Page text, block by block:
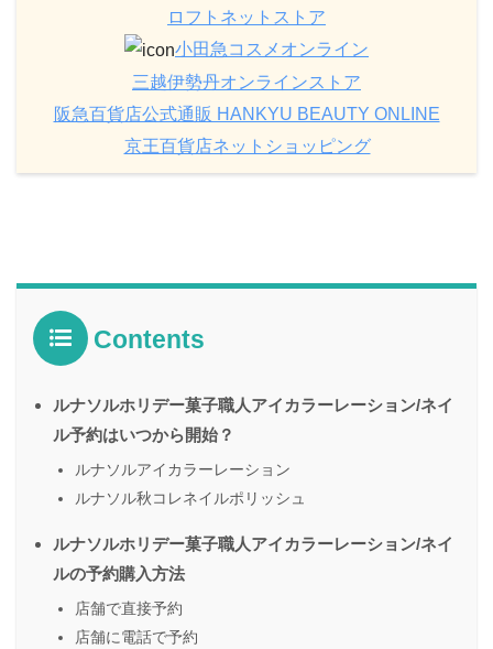
ロフトネットストア
小田急コスメオンライン
三越伊勢丹オンラインストア
阪急百貨店公式通販 HANKYU BEAUTY ONLINE
京王百貨店ネットショッピング
Contents
ルナソルホリデー菓子職人アイカラーレーション/ネイ
ル予約はいつから開始？
ルナソルアイカラーレーション
ルナソル秋コレネイルポリッシュ
ルナソルホリデー菓子職人アイカラーレーション/ネイ
ルの予約購入方法
店舗で直接予約
店舗に電話で予約